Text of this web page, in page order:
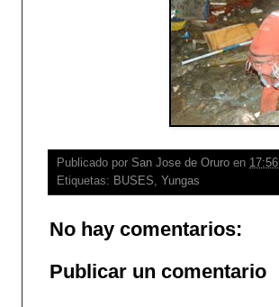
Publicado por San Jose de Oruro en 17:56
Etiquetas: BUSES, Yungas
No hay comentarios:
Publicar un comentario